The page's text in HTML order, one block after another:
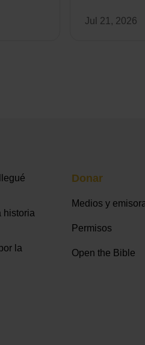
Jul 21, 2026
historia
la
Donar
Medios y
Permisos
Open the Bible